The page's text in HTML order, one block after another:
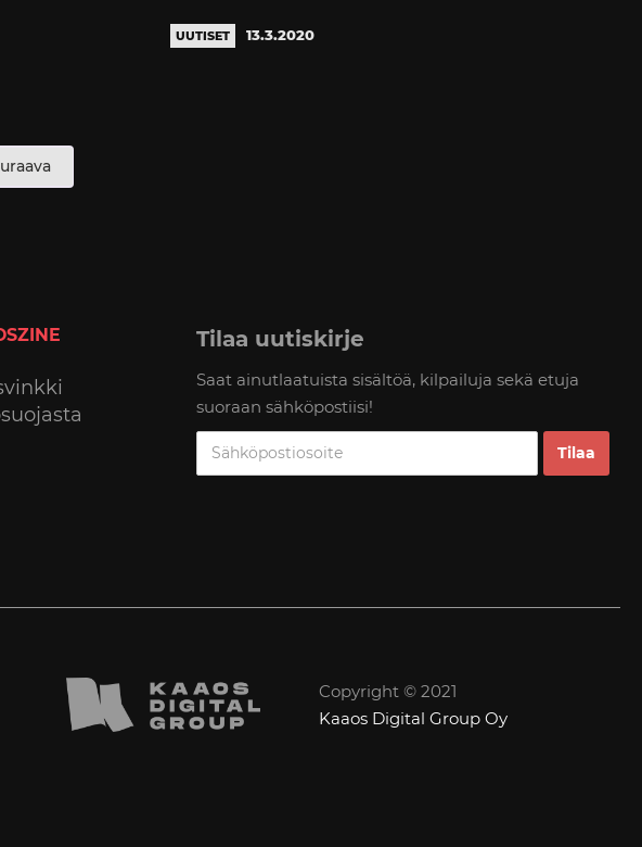
UUTISET 13.3.2020
Tilaa uutiskirje
Saat ainutlaatuista sisältöä, kilpailuja sekä etuja
suoraan sähköpostiisi!
Copyright © 2021
Kaaos Digital Group Oy